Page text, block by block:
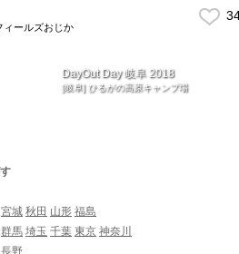
ィールズおじか
DayOut Day 岐阜 2018
[岐阜] ひるがの高原キャンプ場
宮城 秋田 山形 福島
群馬 埼玉 千葉 東京 神奈川
長野